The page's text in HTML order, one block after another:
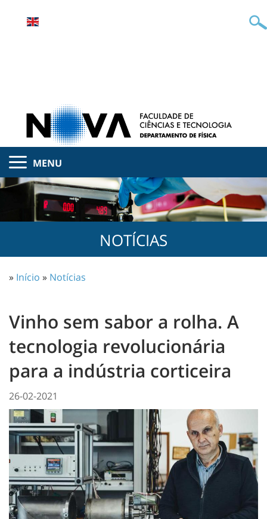
MENU
NOTÍCIAS
» Início » Notícias
Vinho sem sabor a rolha. A
tecnologia revolucionária
para a indústria corticeira
26-02-2021